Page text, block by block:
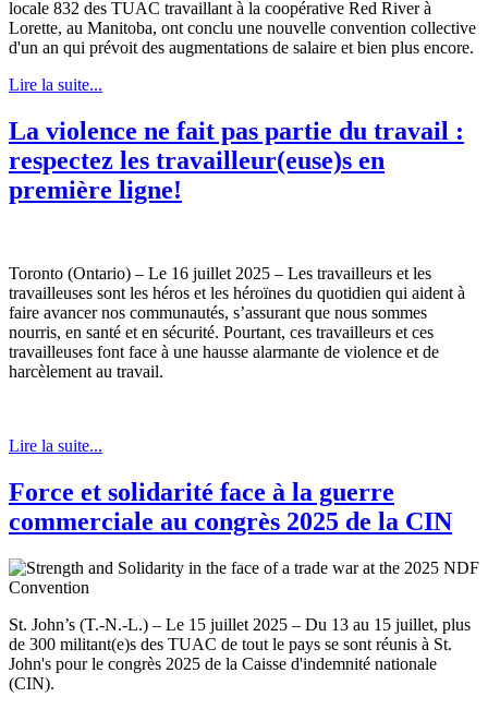
locale 832 des TUAC travaillant à la coopérative Red River à
Lorette, au Manitoba, ont conclu une nouvelle convention collective
d'un an qui prévoit des augmentations de salaire et bien plus encore.
Lire la suite...
La violence ne fait pas partie du travail :
respectez les travailleur(euse)s en
première ligne!
Toronto (Ontario) – Le 16 juillet 2025 – Les travailleurs et les
travailleuses sont les héros et les héroïnes du quotidien qui aident à
faire avancer nos communautés, s’assurant que nous sommes
nourris, en santé et en sécurité. Pourtant, ces travailleurs et ces
travailleuses font face à une hausse alarmante de violence et de
harcèlement au travail.
Lire la suite...
Force et solidarité face à la guerre
commerciale au congrès 2025 de la CIN
St. John’s (T.-N.-L.) – Le 15 juillet 2025 – Du 13 au 15 juillet, plus
de 300 militant(e)s des TUAC de tout le pays se sont réunis à St.
John's pour le congrès 2025 de la Caisse d'indemnité nationale
(CIN).